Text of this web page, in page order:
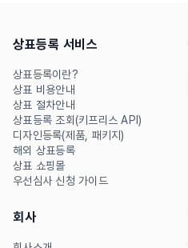
실용적인 브랜드 이름 만들기,
지금 시작합니다.
상표등록 서비스
상표등록이란?
상표 비용안내
상표 절차안내
상표등록 조회(키프리스 API)
디자인등록(제품, 패키지)
해외 상표등록
상표 쇼핑몰
우선심사 신청 가이드
회사